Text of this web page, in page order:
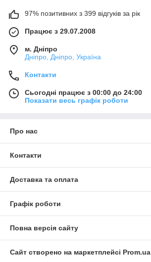
97% позитивних з 399 відгуків за рік
Працює з 29.07.2008
м. Дніпро
Дніпро, Дніпро, Україна
Контакти
Сьогодні працює з 00:00 до 24:00
Показати весь графік роботи
Про нас
Контакти
Доставка та оплата
Графік роботи
Повна версія сайту
Сайт створено на маркетплейсі Prom.ua